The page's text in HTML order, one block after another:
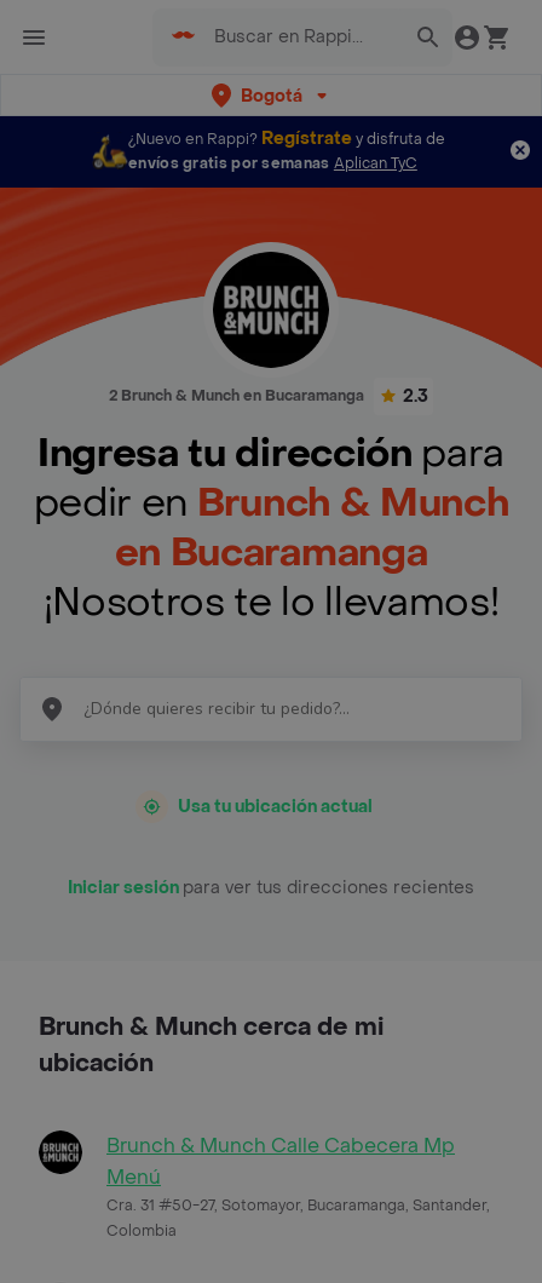
Bogotá
¿Nuevo en Rappi? Regístratey disfruta de
envíos gratis por semanas Aplican TyC
2 Brunch & Munch en Bucaramanga 2.3
Ingresa tu dirección para
pedir en Brunch & Munch
en Bucaramanga
¡Nosotros te lo llevamos!
Usa tu ubicación actual
Iniciar sesión para ver tus direcciones recientes
Brunch & Munch cerca de mi
ubicación
Brunch & Munch Calle Cabecera Mp
Menú
Cra. 31 #50-27, Sotomayor, Bucaramanga, Santander,
Colombia